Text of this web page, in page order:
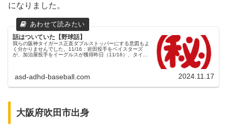
になりました。
話はついていた【野球話】
我らの阪神タイガース正直ダブルストッパーにする意図もよ
く分かりませんでした。11/16：岩田投手をベイスターズ
が、加治屋投手をイーグルスが獲得昨日（11/16）、タイガ
asd-adhd-baseball.com 2024.11.17
大阪府吹田市出身